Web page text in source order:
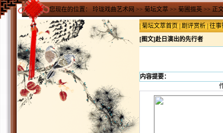
您现在的位置：玲珑戏曲艺术网>>菊坛文萃>>菊圃掇英>> 正
菊坛文萃首页 剧评赏析 往
[图文]赴日演出的先行者
内容提要：